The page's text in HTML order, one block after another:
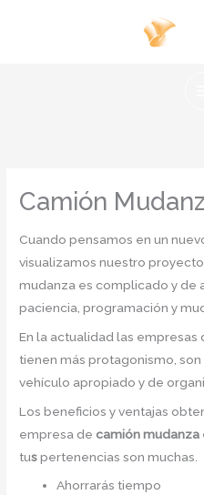
Camión
Cuando pensamos en un
visualizamos nuestro
mudanza es complicado y de
paciencia, programación y
En la actualidad las empresas
tienen más protagonismo,
vehículo apropiado y de
Los beneficios y ventajas
empresa de camión mudanza
tuspertenencias son muchas.
Ahorrarás tiempo